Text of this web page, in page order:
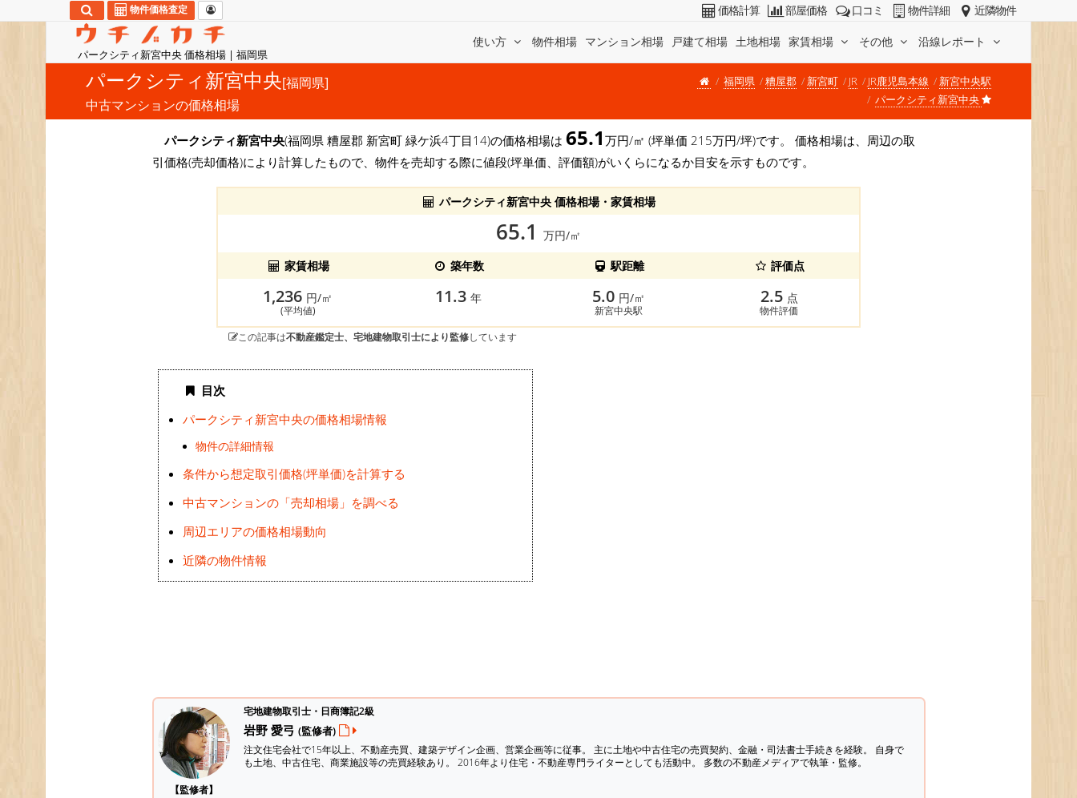
パークシティ新宮中央 価格相場 | 福岡県
使い方 物件相場 マンション相場 戸建て相場 土地相場 家賃相場 その他 沿線レポート
物件価格査定 価格計算 部屋価格 口コミ 物件詳細 近隣物件
パークシティ新宮中央[福岡県]
中古マンションの価格相場
福岡県 糟屋郡 新宮町 JR JR鹿児島本線
新宮中央駅
パークシティ新宮中央
パークシティ新宮中央(福岡県 糟屋郡 新宮町 緑ケ浜4丁目14)の価格相場は 65.1 万円/㎡ (坪単価 215万円/坪)です。 価格相場は、周辺の取
引価格(売却価格)により計算したもので、物件を売却する際に値段(坪単価、評価額)がいくらになるか目安を示すものです。
パークシティ新宮中央 価格相場・家賃相場
65.1
万円/㎡
家賃相場
築年数 駅距離 評価点
1,236 円/㎡
(平均値)
11.3 年 5.0 円/㎡
新宮中央駅
2.5 点
物件評価
この記事は不動産鑑定士、宅地建物取引士により監修しています
目次
パークシティ新宮中央の価格相場情報
物件の詳細情報
条件から想定取引価格(坪単価)を計算する
中古マンションの「売却相場」を調べる
周辺エリアの価格相場動向
近隣の物件情報
【監修者】
宅地建物取引士・日商簿記2級
岩野 愛弓 (監修者)
注文住宅会社で15年以上、不動産売買、建築デザイン企画、営業企画等に従事。 主に土地や中古住宅の売買契約、金融・司法書士手続きを経験。 自身で
も土地、中古住宅、商業施設等の売買経験あり。 2016年より住宅・不動産専門ライターとしても活動中。 多数の不動産メディアで執筆・監修。